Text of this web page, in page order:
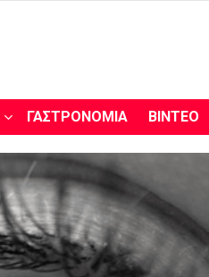
ΓΑΣΤΡΟΝΟΜΊΑ ΒΊΝΤΕΟ